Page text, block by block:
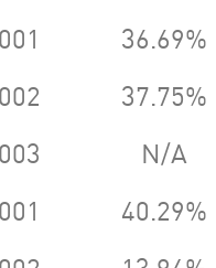
36.69%
37.75%
N/A
40.29%